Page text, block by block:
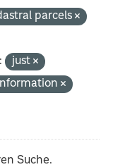
parcels
just
Suche.